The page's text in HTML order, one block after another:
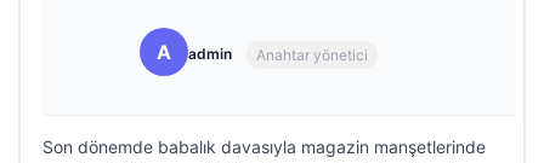
A admin Anahtar yönetici
Son dönemde babalık davasıyla magazin manşetlerinde